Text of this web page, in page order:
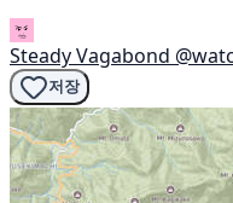
Steady Vagabond
저장